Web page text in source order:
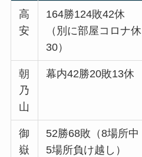
高
安
164勝124敗42休
（別に部屋コロナ休
30）
朝
乃
山
幕内42勝20敗13休
御
嶽
52勝68敗（8場所中
5場所負け越し）